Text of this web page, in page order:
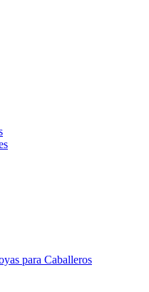
para Caballeros